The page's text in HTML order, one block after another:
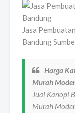
Jasa
Bandung
Harga
Murah
Jual Kanopi
Murah